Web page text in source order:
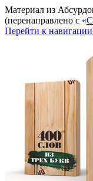
Материал из
(перенаправлено с «
Перейти к навигации